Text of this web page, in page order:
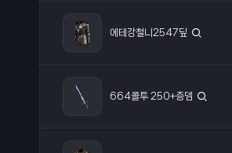
에테강철니2547딮
664콜투 250+증뎀